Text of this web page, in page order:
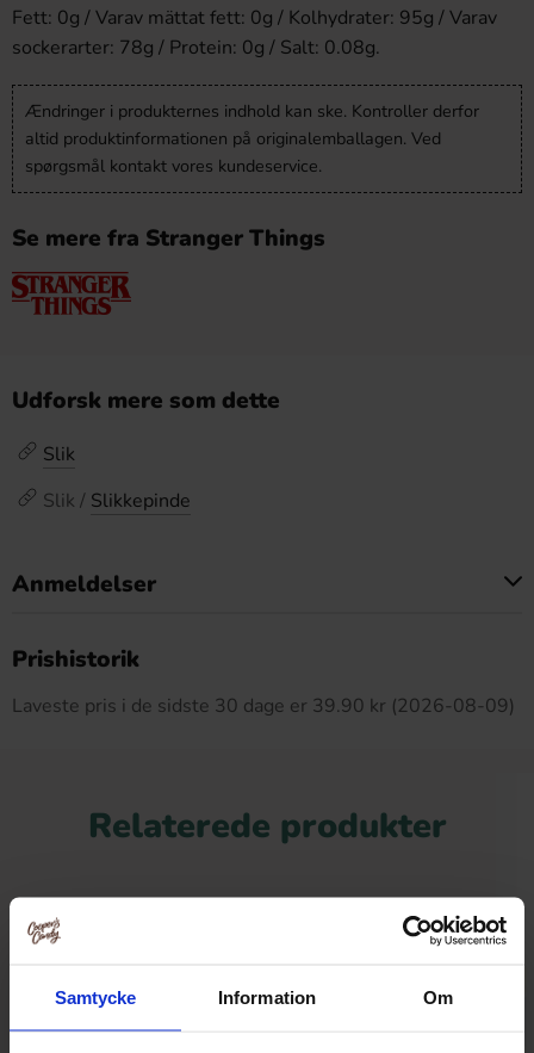
Samtycke Information Om
Fett: 0g / Varav mättat fett: 0g / Kolhydrater: 95g / Varav
sockerarter: 78g / Protein: 0g / Salt: 0.08g.
Ændringer i produkternes indhold kan ske. Kontroller derfor
altid produktinformationen på originalemballagen. Ved
spørgsmål kontakt vores kundeservice.
Se mere fra Stranger Things
Udforsk mere som dette
Slik
Slik / Slikkepinde
Anmeldelser
Prishistorik
Laveste pris i de sidste 30 dage er 39.90 kr (2026-08-09)
Relaterede produkter